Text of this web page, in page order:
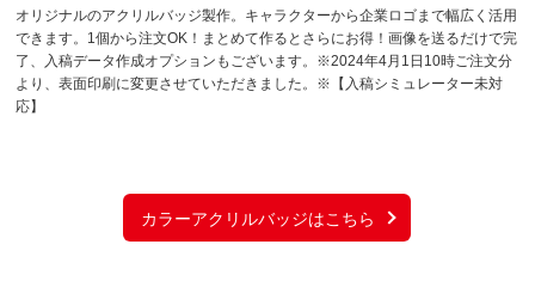
オリジナルのアクリルバッジ製作。キャラクターから企業ロゴまで幅広く活用
できます。1個から注文OK！まとめて作るとさらにお得！画像を送るだけで完
了、入稿データ作成オプションもございます。※2024年4月1日10時ご注文分
より、表面印刷に変更させていただきました。※【入稿シミュレーター未対
応】
カラーアクリルバッジはこちら